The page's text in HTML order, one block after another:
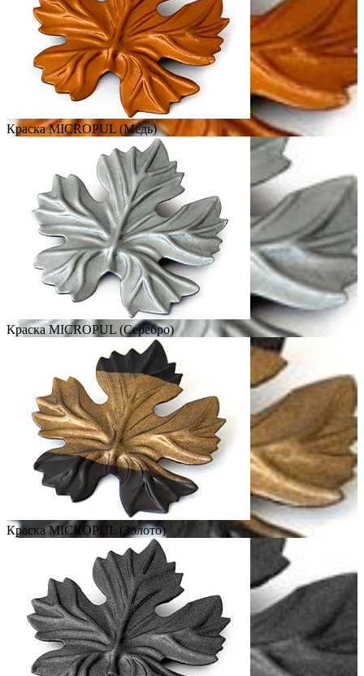
Краска MICROPUL (Медь)
Краска MICROPUL (Серебро)
Краска MICROPUL (Золото)